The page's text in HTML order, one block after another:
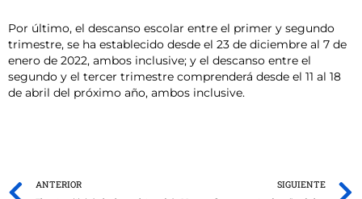
Por último, el descanso escolar entre el primer y segundo
trimestre, se ha establecido desde el 23 de diciembre al 7 de
enero de 2022, ambos inclusive; y el descanso entre el
segundo y el tercer trimestre comprenderá desde el 11 al 18
de abril del próximo año, ambos inclusive.
Prev
ANTERIOR SIGUIENTE